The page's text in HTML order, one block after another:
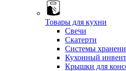
Товары для кухни
Свечи
Скатерти
Системы
Кухонный
Крышки для